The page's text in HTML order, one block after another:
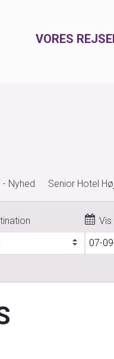
Nyhed Senior Hotel
VORES